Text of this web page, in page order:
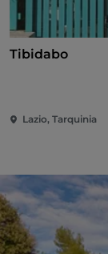
Tibidabo
Lazio, Tarquinia